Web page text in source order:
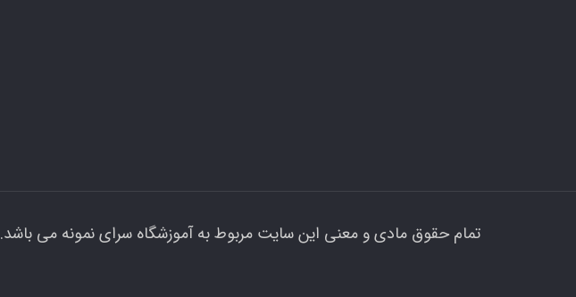
تمام حقوق مادی و معنی این سایت مربوط به آموزشگاه سرای نمونه می باشد.